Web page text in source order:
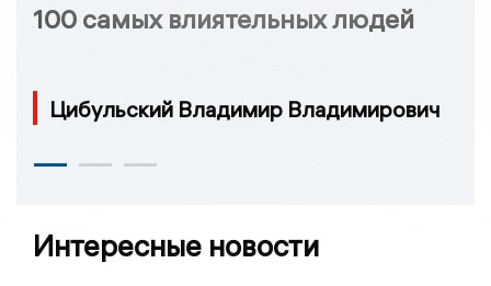
100 самых влиятельных людей
Цибульский Владимир Владимирович
Интересные новости